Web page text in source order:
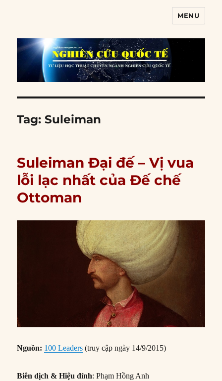
MENU
Tag:Suleiman
Suleiman Đại đế – Vị vua
lỗi lạc nhất của Đế chế
Ottoman
Nguồn: 100 Leaders (truy cập ngày 14/9/2015)
Biên dịch & Hiệu đính: Phạm Hồng Anh